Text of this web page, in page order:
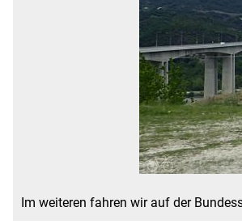
Im weiteren fahren wir auf der